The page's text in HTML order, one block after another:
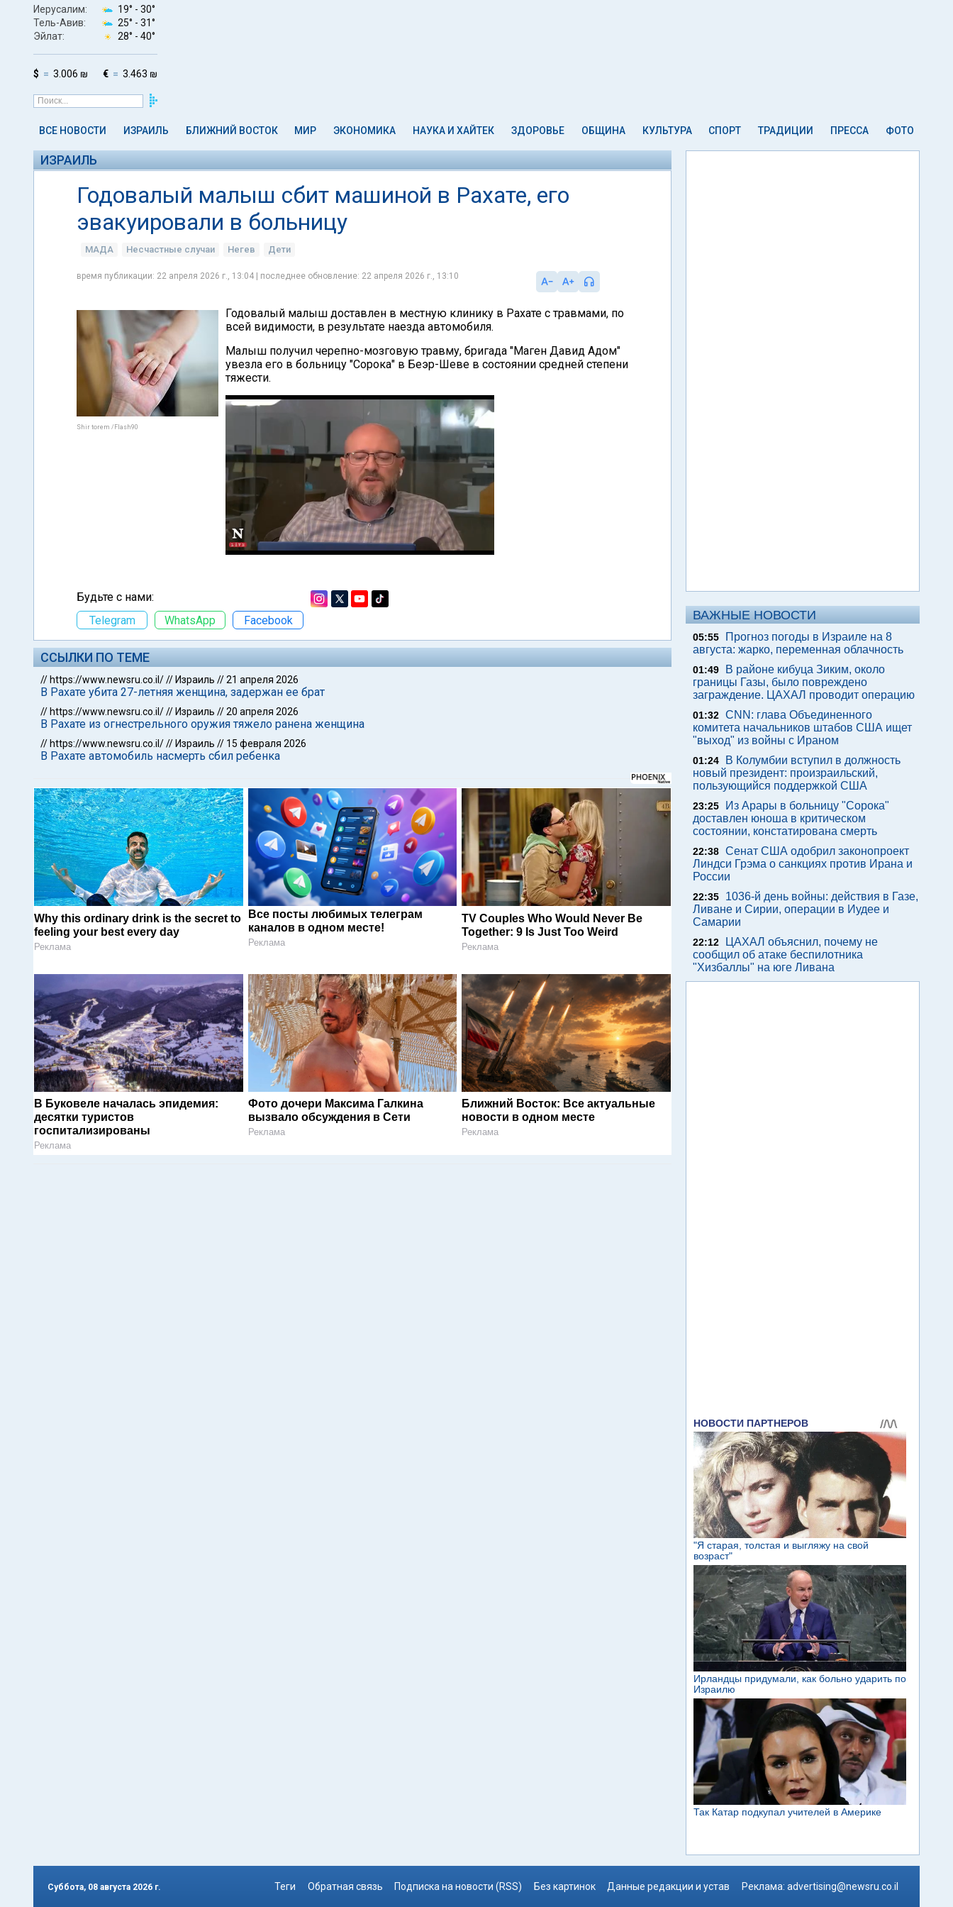
Иерусалим: 19° - 30°
Тель-Авив:
25° - 31°
Эйлат:
28° - 40°
$ 3.006 ₪ € 3.463 ₪
ВСЕ НОВОСТИ ИЗРАИЛЬ БЛИЖНИЙ ВОСТОК МИР ЭКОНОМИКА НАУКА И ХАЙТЕК ЗДОРОВЬЕ ОБЩИНА КУЛЬТУРА СПОРТ ТРАДИЦИИ ПРЕССА ФОТО
ИЗРАИЛЬ
Годовалый малыш сбит машиной в Рахате, его
эвакуировали в больницу
МАДА Несчастные случаи Негев Дети
время публикации: 22 апреля 2026 г., 13:04 | последнее обновление: 22 апреля 2026 г., 13:10
Shir torem /Flash90
Годовалый малыш доставлен в местную клинику в Рахате с травмами, по
всей видимости, в результате наезда автомобиля.
Малыш получил черепно-мозговую травму, бригада "Маген Давид Адом"
увезла его в больницу "Сорока" в Беэр-Шеве в состоянии средней степени
тяжести.
Будьте с нами:
Telegram
WhatsApp Facebook
ССЫЛКИ ПО ТЕМЕ
// https://www.newsru.co.il/// Израиль //21 апреля 2026
В Рахате убита 27-летняя женщина, задержан ее брат
// https://www.newsru.co.il/// Израиль //20 апреля 2026
В Рахате из огнестрельного оружия тяжело ранена женщина
// https://www.newsru.co.il/// Израиль // 15 февраля 2026
В Рахате автомобиль насмерть сбил ребенка
Why this ordinary drink is the secret to
feeling your best every day
Реклама
Все посты любимых телеграм
каналов в одном месте!
Реклама
TV Couples Who Would Never Be
Together: 9 Is Just Too Weird
Реклама
В Буковеле началась эпидемия:
десятки туристов
госпитализированы
Реклама
Фото дочери Максима Галкина
вызвало обсуждения в Сети
Реклама
Ближний Восток: Все актуальные
новости в одном месте
Реклама
ВАЖНЫЕ НОВОСТИ
05:55
Прогноз погоды в Израиле на 8
августа: жарко, переменная облачность
01:49
В районе кибуца Зиким, около
границы Газы, было повреждено
заграждение. ЦАХАЛ проводит операцию
01:32 CNN: глава Объединенного
комитета начальников штабов США ищет
"выход" из войны с Ираном
01:24
В Колумбии вступил в должность
новый президент: произраильский,
пользующийся поддержкой США
23:25
Из Арары в больницу "Сорока"
доставлен юноша в критическом
состоянии, констатирована смерть
22:38 Сенат США одобрил законопроект
Линдси Грэма о санкциях против Ирана и
России
22:35
1036-й день войны: действия в Газе,
Ливане и Сирии, операции в Иудее и
Самарии
22:12
ЦАХАЛ объяснил, почему не
сообщил об атаке беспилотника
"Хизбаллы" на юге Ливана
Суббота, 08 августа 2026 г. Теги Обратная связь Подписка на новости (RSS) Без картинок Данные редакции и устав Реклама: advertising@newsru.co.il